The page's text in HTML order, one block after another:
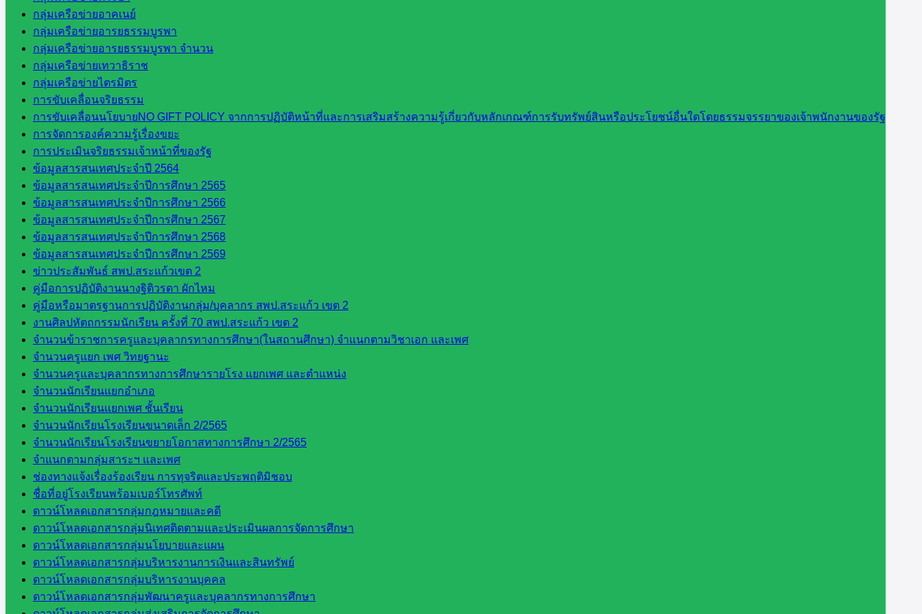
กลุ่มเครือข่ายอาคเนย์
กลุ่มเครือข่ายอารยธรรมบูรพา
กลุ่มเครือข่ายอารยธรรมบูรพา จำนวน
กลุ่มเครือข่ายเทวาธิราช
กลุ่มเครือข่ายไตรมิตร
การขับเคลื่อนจริยธรรม
การขับเคลื่อนนโยบายNO GIFT POLICY จากการปฏิบัติหน้าที่และการเสริมสร้างความรู้เกี่ยวกับหลักเกณฑ์การรับทรัพย์สินหรือประโยชน์อื่นใดโดยธรรมจรรยาของเจ้าพนักงานของรัฐ
การจัดการองค์ความรู้เรื่องขยะ
การประเมินจริยธรรมเจ้าหน้าที่ของรัฐ
ข้อมูลสารสนเทศประจำปี 2564
ข้อมูลสารสนเทศประจำปีการศึกษา 2565
ข้อมูลสารสนเทศประจำปีการศึกษา 2566
ข้อมูลสารสนเทศประจำปีการศึกษา 2567
ข้อมูลสารสนเทศประจำปีการศึกษา 2568
ข้อมูลสารสนเทศประจำปีการศึกษา 2569
ข่าวประสัมพันธ์ สพป.สระแก้วเขต 2
คู่มือการปฏิบัติงานนางฐิติวรดา ผักไหม
คู่มือหรือมาตรฐานการปฏิบัติงานกลุ่ม/บุคลากร สพป.สระแก้ว เขต 2
งานศิลปหัตถกรรมนักเรียน ครั้งที่ 70 สพป.สระแก้ว เขต 2
จำนวนข้าราชการครูและบุคลากรทางการศึกษา(ในสถานศึกษา) จำแนกตามวิชาเอก และเพศ
จำนวนครูแยก เพศ วิทยฐานะ
จำนวนครูและบุคลากรทางการศึกษารายโรง แยกเพศ และตำแหน่ง
จำนวนนักเรียนแยกอำเภอ
จำนวนนักเรียนแยกเพศ ชั้นเรียน
จำนวนนักเรียนโรงเรียนขนาดเล็ก 2/2565
จำนวนนักเรียนโรงเรียนขยายโอกาสทางการศึกษา 2/2565
จำแนกตามกลุ่มสาระฯ และเพศ
ช่องทางแจ้งเรื่องร้องเรียน การทุจริตและประพฤติมิชอบ
ชื่อที่อยู่โรงเรียนพร้อมเบอร์โทรศัพท์
ดาวน์โหลดเอกสารกลุ่มกฎหมายและคดี
ดาวน์โหลดเอกสารกลุ่มนิเทศติดตามและประเมินผลการจัดการศึกษา
ดาวน์โหลดเอกสารกลุ่มนโยบายและแผน
ดาวน์โหลดเอกสารกลุ่มบริหารงานการเงินและสินทรัพย์
ดาวน์โหลดเอกสารกลุ่มบริหารงานบุคคล
ดาวน์โหลดเอกสารกลุ่มพัฒนาครูและบุคลากรทางการศึกษา